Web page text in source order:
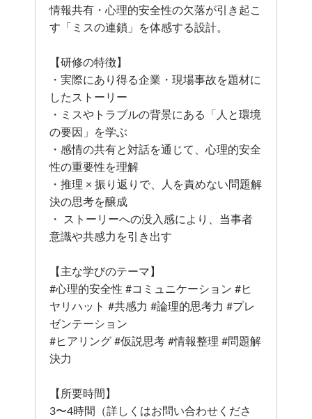
情報共有・心理的安全性の欠落が引き起こ
す「ミスの連鎖」を体感する設計。
【研修の特徴】
・実際にあり得る企業・現場事故を題材に
したストーリー
・ミスやトラブルの背景にある「人と環境
の要因」を学ぶ
・感情の共有と対話を通じて、心理的安全
性の重要性を理解
・推理 × 振り返りで、人を責めない問題解
決の思考を醸成
・ ストーリーへの没入感により、当事者
意識や共感力を引き出す
【主な学びのテーマ】
#心理的安全性 #コミュニケーション #ヒ
ヤリハット #共感力 #論理的思考力 #プレ
ゼンテーション
#ヒアリング #仮説思考 #情報整理 #問題解
決力
【所要時間】
3〜4時間（詳しくはお問い合わせくださ